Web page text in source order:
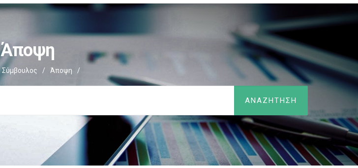
Άποψη
Σύμβουλος / Άποψη /